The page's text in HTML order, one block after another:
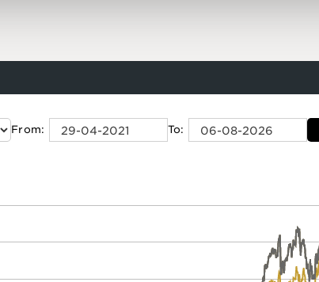
From: To: